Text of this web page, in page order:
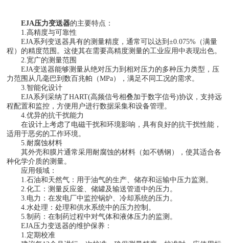
EJA压力变送器的主要特点：
1.高精度与可靠性
EJA系列变送器具有的测量精度，通常可以达到±0.075%（满量
程）的精度范围。这使其在需要高精度测量的工业应用中表现出色。
2.宽广的测量范围
EJA变送器能够测量从绝对压力到相对压力的多种压力类型，压
力范围从几毫巴到数百兆帕（MPa），满足不同工况的需求。
3.智能化设计
EJA系列采纳了HART(高频信号相叠加于数字信号)协议，支持远
程配置和监控，方便用户进行数据采集和设备管理。
4.优异的抗干扰能力
在设计上考虑了电磁干扰和环境影响，具有良好的抗干扰性能，
适用于恶劣的工作环境。
5.耐腐蚀材料
其外壳和膜片通常采用耐腐蚀的材料（如不锈钢），使其适合各
种化学介质的测量。
应用领域：
1.石油和天然气：用于油气的生产、储存和运输中压力监测。
2.化工：测量反应釜、储罐及输送管道中的压力。
3.电力：在发电厂中监控锅炉、冷却系统的压力。
4.水处理：处理和供水系统中的压力控制。
5.制药：在制药过程中对气体和液体压力的监测。
EJA压力变送器的维护保养：
1.定期校准